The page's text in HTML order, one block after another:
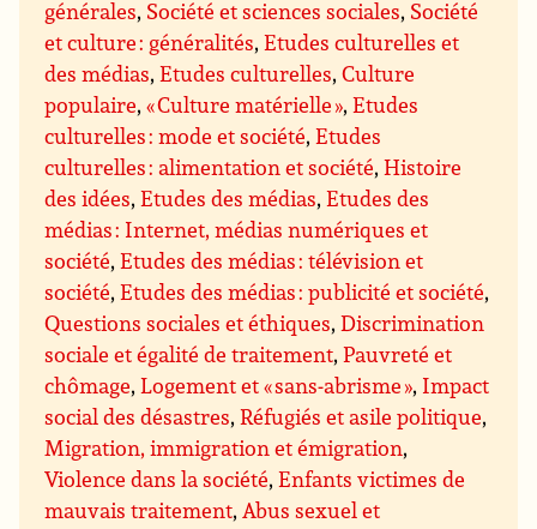
générales, Société et sciences sociales, Société
et culture : généralités,Etudes culturelles et
des médias,Etudes culturelles,Culture
populaire,« Culture matérielle »,Etudes
culturelles : mode et société,Etudes
culturelles : alimentation et société,Histoire
des idées,Etudes des médias,Etudes des
médias : Internet, médias numériques et
société,Etudes des médias : télévision et
société,Etudes des médias : publicité et société,
Questions sociales et éthiques,Discrimination
sociale et égalité de traitement,Pauvreté et
chômage,Logement et « sans-abrisme », Impact
social des désastres,Réfugiés et asile politique,
Migration, immigration et émigration,
Violence dans la société,Enfants victimes de
mauvais traitement,Abus sexuel et